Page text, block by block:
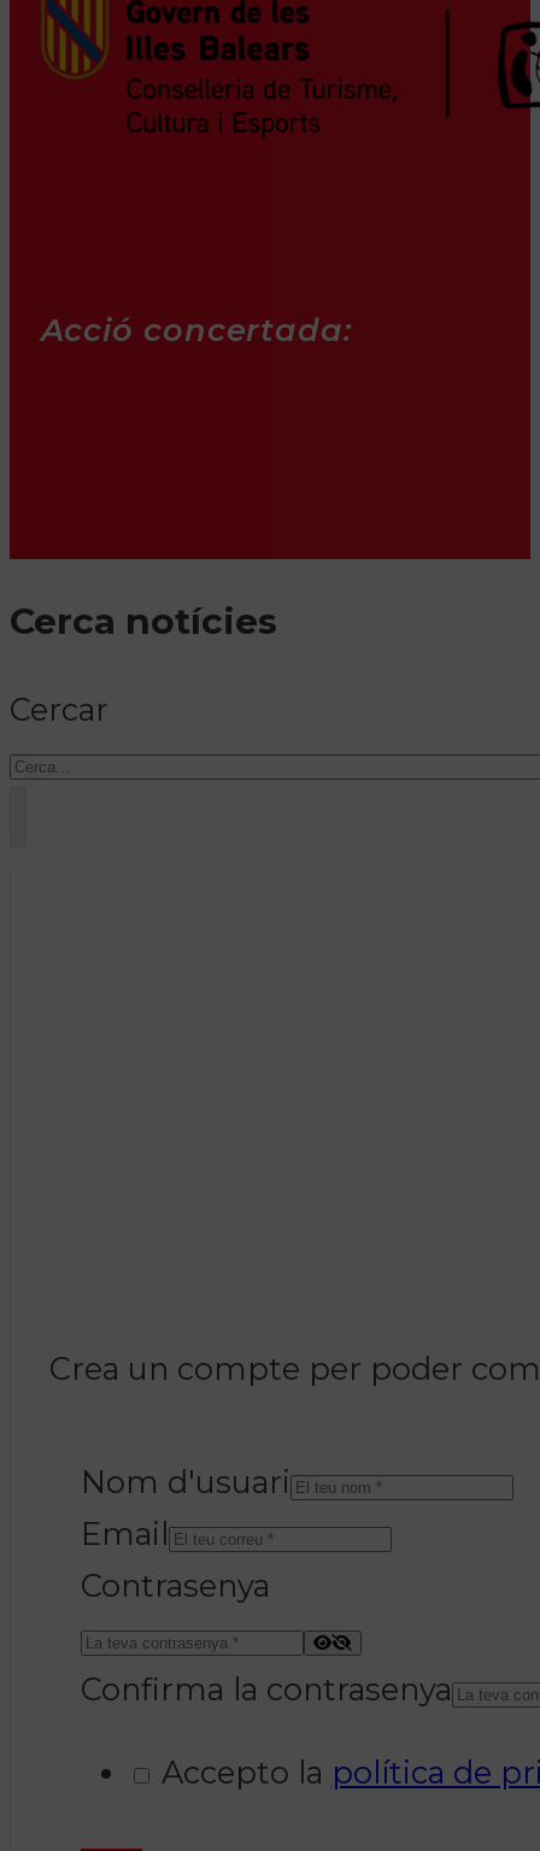
Acció concertada:
Cerca notícies
Cercar
Crea un compte per poder
Nom d'usuari
Email
Contrasenya
Confirma la contrasenya
Accepto la política de